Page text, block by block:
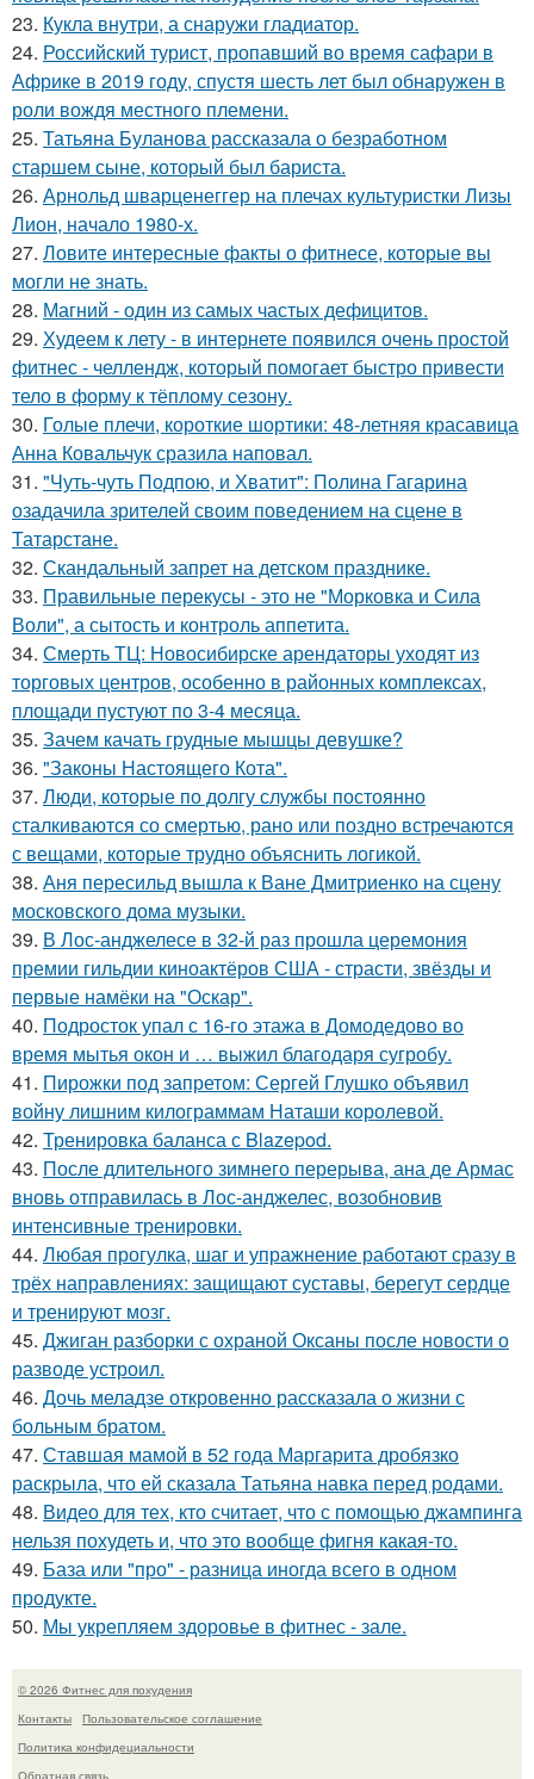
23. Кукла внутри, а снаружи гладиатор.
24. Российский турист, пропавший во время сафари в
Африке в 2019 году, спустя шесть лет был обнаружен в
роли вождя местного племени.
25. Татьяна Буланова рассказала о безработном
старшем сыне, который был бариста.
26. Арнольд шварценеггер на плечах культуристки Лизы
Лион, начало 1980-х.
27. Ловите интересные факты о фитнесе, которые вы
могли не знать.
28. Магний - один из самых частых дефицитов.
29. Худеем к лету - в интернете появился очень простой
фитнес - челлендж, который помогает быстро привести
тело в форму к тёплому сезону.
30. Голые плечи, короткие шортики: 48-летняя красавица
Анна Ковальчук сразила наповал.
31. "Чуть-чуть Подпою, и Хватит": Полина Гагарина
озадачила зрителей своим поведением на сцене в
Татарстане.
32. Скандальный запрет на детском празднике.
33. Правильные перекусы - это не "Морковка и Сила
Воли", а сытость и контроль аппетита.
34. Смерть ТЦ: Новосибирске арендаторы уходят из
торговых центров, особенно в районных комплексах,
площади пустуют по 3-4 месяца.
35. Зачем качать грудные мышцы девушке?
36. "Законы Настоящего Кота".
37. Люди, которые по долгу службы постоянно
сталкиваются со смертью, рано или поздно встречаются
с вещами, которые трудно объяснить логикой.
38. Аня пересильд вышла к Ване Дмитриенко на сцену
московского дома музыки.
39. В Лос-анджелесе в 32-й раз прошла церемония
премии гильдии киноактёров США - страсти, звёзды и
первые намёки на "Оскар".
40. Подросток упал с 16-го этажа в Домодедово во
время мытья окон и … выжил благодаря сугробу.
41. Пирожки под запретом: Сергей Глушко объявил
войну лишним килограммам Наташи королевой.
42. Тренировка баланса с Blazepod.
43. После длительного зимнего перерыва, ана де Армас
вновь отправилась в Лос-анджелес, возобновив
интенсивные тренировки.
44. Любая прогулка, шаг и упражнение работают сразу в
трёх направлениях: защищают суставы, берегут сердце
и тренируют мозг.
45. Джиган разборки с охраной Оксаны после новости о
разводе устроил.
46. Дочь меладзе откровенно рассказала о жизни с
больным братом.
47. Ставшая мамой в 52 года Маргарита дробязко
раскрыла, что ей сказала Татьяна навка перед родами.
48. Видео для тех, кто считает, что с помощью джампинга
нельзя похудеть и, что это вообще фигня какая-то.
49. База или "про" - разница иногда всего в одном
продукте.
50. Мы укрепляем здоровье в фитнес - зале.
© 2026 Фитнес для похудения
Контакты
Пользовательское соглашение
Политика конфидециальности
Обратная связь